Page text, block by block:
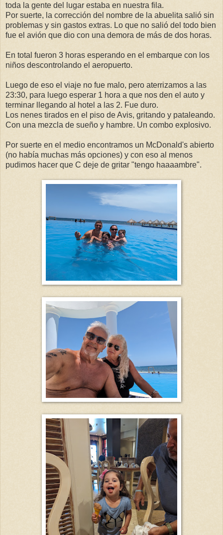
toda la gente del lugar estaba en nuestra fila.
Por suerte, la corrección del nombre de la abuelita salió sin
problemas y sin gastos extras. Lo que no salió del todo bien
fue el avión que dio con una demora de más de dos horas.
En total fueron 3 horas esperando en el embarque con los
niños descontrolando el aeropuerto.
Luego de eso el viaje no fue malo, pero aterrizamos a las
23:30, para luego esperar 1 hora a que nos den el auto y
terminar llegando al hotel a las 2. Fue duro.
Los nenes tirados en el piso de Avis, gritando y pataleando.
Con una mezcla de sueño y hambre. Un combo explosivo.
Por suerte en el medio encontramos un McDonald's abierto
(no había muchas más opciones) y con eso al menos
pudimos hacer que C deje de gritar "tengo haaaambre".